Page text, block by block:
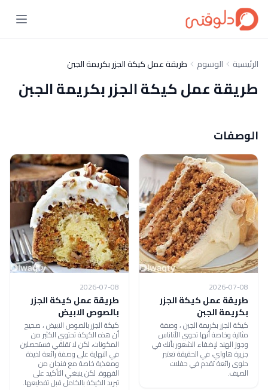
الرئيسية الوسوم طريقة عمل كيكة الجزر بكريمة الجبن
طريقة عمل كيكة الجزر بكريمة الجبن
الوصفات
2026-07-08
طريقة عمل كيكة الجزر
بكريمة الجبن
كيكة الجزر بكريمة الجبن ، وصفة
مثالية وخاصة أنها تحوي الأناناس
وجوز الهند لإضفاء الشعور بأنك في
جزيرة هاواي، في الحقيقة تعتبر
حلوى رائعة تقدم في حفلات
الصيف.
2026-07-08
طريقة عمل كيكة الجزر
بالصوص الابيض
كيكة الجزر بالصوص الابيض ، صحيح
أن هذه الكيكة تحتوي الكثير من
المكونات، لكن لا تقلقي فستحصلين
في النهاية على وصفة رائعة لذيذة
ومغذية خاصة مع فنجان من
القهوة. لكن ينبغي التأكيد على
تبريد الكيكة بالكامل قبل تقطيعها.